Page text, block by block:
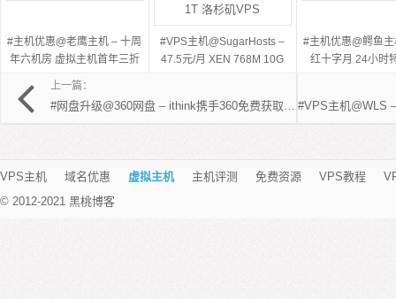
#主机优惠@老鹰主机 – 十周
年六机房 虚拟主机首年三折
3G 12美元
#VPS主机@SugarHosts –
47.5元/月 XEN 768M 10G
#主机优惠@鳄鱼
红十字月 24小时
上一篇：
#网盘升级@360网盘 – ithink携手360免费获取2T网络硬盘
VPS主机 域名优惠 虚拟主机 主机评测 免费资源 VPS教程
© 2012-2021 黑桃博客